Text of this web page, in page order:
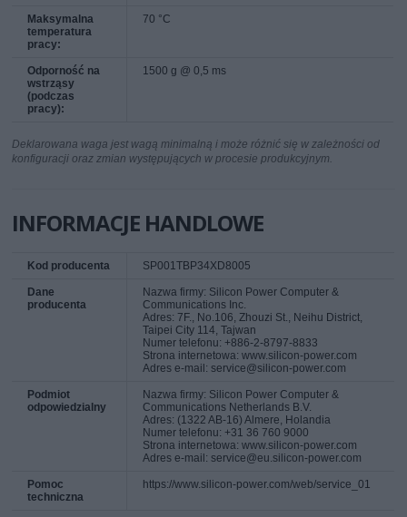
Maksymalna
temperatura
pracy:
70 °C
Odporność na
wstrząsy
(podczas
pracy):
1500 g @ 0,5 ms
Deklarowana waga jest wagą minimalną i może różnić się w zależności od
konfiguracji oraz zmian występujących w procesie produkcyjnym.
INFORMACJE HANDLOWE
Kod producenta SP001TBP34XD8005
Dane
producenta
Nazwa firmy: Silicon Power Computer &
Communications Inc.
Adres: 7F., No.106, Zhouzi St., Neihu District,
Taipei City 114, Tajwan
Numer telefonu: +886-2-8797-8833
Strona internetowa: www.silicon-power.com
Adres e-mail: service@silicon-power.com
Podmiot
odpowiedzialny
Nazwa firmy: Silicon Power Computer &
Communications Netherlands B.V.
Adres: (1322 AB-16) Almere, Holandia
Numer telefonu: +31 36 760 9000
Strona internetowa: www.silicon-power.com
Adres e-mail: service@eu.silicon-power.com
Pomoc
techniczna
https://www.silicon-power.com/web/service_01